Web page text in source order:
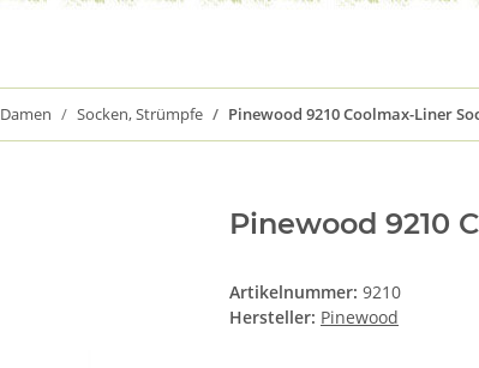
Damen Socken, Strümpfe Pinewood 9210 Coolmax-Liner
Pinewood 9210
Artikelnummer: 9210
Hersteller: Pinewood